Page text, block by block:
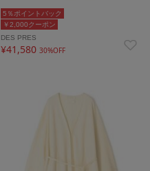
￥2,000クーポン
5％ポイントバック
DES PRES
¥41,58030%OFF